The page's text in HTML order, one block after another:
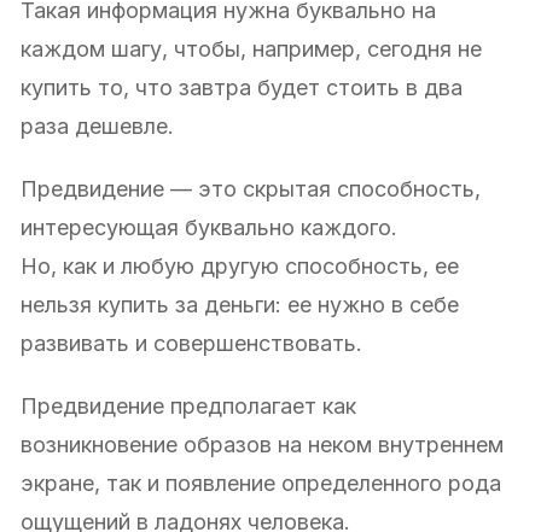
Такая информация нужна буквально на
каждом шагу, чтобы, например, сегодня не
купить то, что завтра будет стоить в два
раза дешевле.
Предвидение — это скрытая способность,
интересующая буквально каждого.
Но, как и любую другую способность, ее
нельзя купить за деньги: ее нужно в себе
развивать и совершенствовать.
Предвидение предполагает как
возникновение образов на неком внутреннем
экране, так и появление определенного рода
ощущений в ладонях человека.